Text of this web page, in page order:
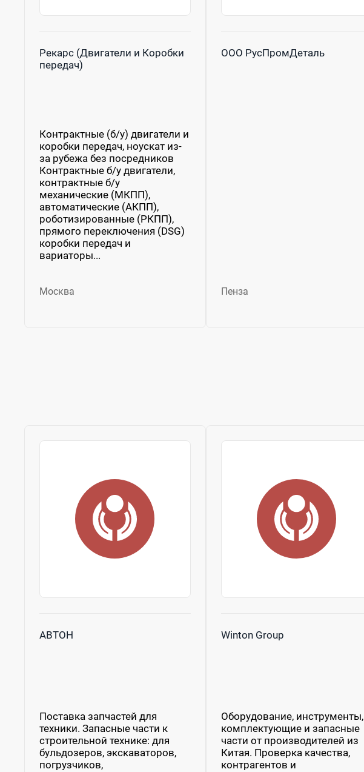
Рекарс (Двигатели и Коробки
передач)
Контрактные (б/у) двигатели и
коробки передач, ноускат из-
за рубежа без посредников
Контрактные б/у двигатели,
контрактные б/у
механические (МКПП),
автоматические (АКПП),
роботизированные (РКПП),
прямого переключения (DSG)
коробки передач и
вариаторы...
Москва
ООО РусПромДеталь
Пенза
АВТОН
Поставка запчастей для
техники. Запасные части к
строительной технике: для
бульдозеров, экскаваторов,
погрузчиков,
Winton Group
Оборудование, инструменты,
комплектующие и запасные
части от производителей из
Китая. Проверка качества,
контрагентов и